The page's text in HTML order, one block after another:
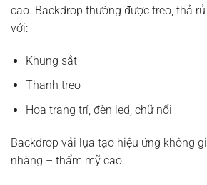
cao. Backdrop thường được treo, thả
với:
Khung sắt
Thanh treo
Hoa trang trí, đèn led, chữ nổi
Backdrop vải lụa tạo hiệu ứng không
nhàng – thẩm mỹ cao.